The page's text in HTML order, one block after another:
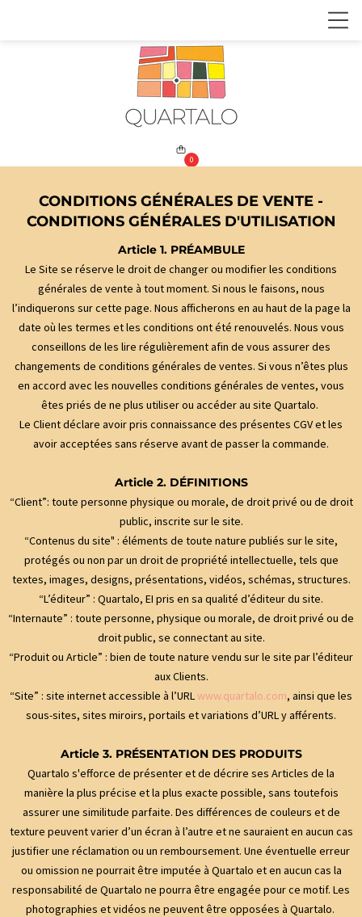
0
CONDITIONS GÉNÉRALES DE VENTE -
CONDITIONS GÉNÉRALES D'UTILISATION
Article 1. PRÉAMBULE
Le Site se réserve le droit de changer ou modifier les conditions
générales de vente à tout moment. Si nous le faisons, nous
l’indiquerons sur cette page. Nous afficherons en au haut de la page la
date où les termes et les conditions ont été renouvelés. Nous vous
conseillons de les lire régulièrement afin de vous assurer des
changements de conditions générales de ventes. Si vous n’êtes plus
en accord avec les nouvelles conditions générales de ventes, vous
êtes priés de ne plus utiliser ou accéder au site Quartalo.
Le Client déclare avoir pris connaissance des présentes CGV et les
avoir acceptées sans réserve avant de passer la commande.
Article 2. DÉFINITIONS
“Client”: toute personne physique ou morale, de droit privé ou de droit
public, inscrite sur le site.
“Contenus du site" : éléments de toute nature publiés sur le site,
protégés ou non par un droit de propriété intellectuelle, tels que
textes, images, designs, présentations, vidéos, schémas, structures.
“L’éditeur” : Quartalo, EI pris en sa qualité d’éditeur du site.
“Internaute” : toute personne, physique ou morale, de droit privé ou de
droit public, se connectant au site.
“Produit ou Article” : bien de toute nature vendu sur le site par l’éditeur
aux Clients.
“Site” : site internet accessible à l’URLwww.quartalo.com, ainsi que les
sous-sites, sites miroirs, portails et variations d’URL y afférents.
Article 3. PRÉSENTATION DES PRODUITS
Quartalo s'efforce de présenter et de décrire ses Articles de la
manière la plus précise et la plus exacte possible, sans toutefois
assurer une similitude parfaite. Des différences de couleurs et de
texture peuvent varier d’un écran à l’autre et ne sauraient en aucun cas
justifier une réclamation ou un remboursement. Une éventuelle erreur
ou omission ne pourrait être imputée à Quartalo et en aucun cas la
responsabilité de Quartalo ne pourra être engagée pour ce motif. Les
photographies et vidéos ne peuvent être opposées à Quartalo.